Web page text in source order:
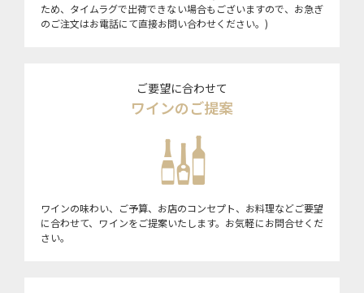
ため、タイムラグで出荷できない場合もございますので、お急ぎ
のご注文はお電話にて直接お問い合わせください。)
ご要望に合わせて
ワインのご提案
ワインの味わい、ご予算、お店のコンセプト、お料理などご要望
に合わせて、ワインをご提案いたします。お気軽にお問合せくだ
さい。